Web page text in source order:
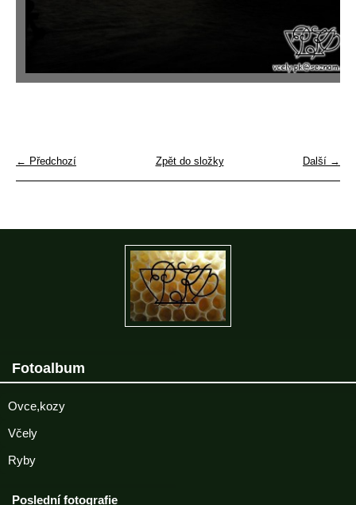
← Předchozí Další →
Zpět do složky
Fotoalbum
Ovce,kozy
Včely
Ryby
Poslední fotografie